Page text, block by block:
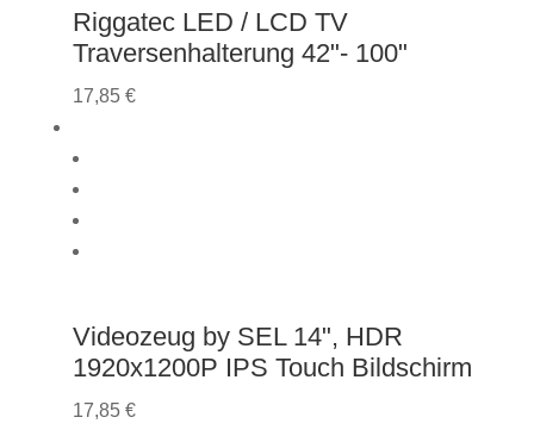
Riggatec LED / LCD TV
Traversenhalterung 42"- 100"
17,85 €
Videozeug by SEL 14", HDR
1920x1200P IPS Touch Bildschirm
17,85 €